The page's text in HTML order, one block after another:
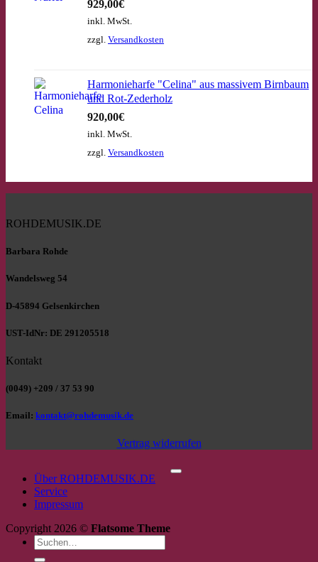
929,00€
inkl. MwSt.
zzgl. Versandkosten
Harmonieharfe "Celina" aus massivem Birnbaum
und Rot-Zederholz
920,00€
inkl. MwSt.
zzgl. Versandkosten
ROHDEMUSIK.DE
Barbara Rohde
Wandelsweg 54
D-45894 Gelsenkirchen
UST-IdNr: DE 291205518
Kontakt
(0049) +209 / 37 53 90
Email: kontakt@rohdemusik.de
Vertrag widerrufen
Über ROHDEMUSIK.DE
Service
Impressum
Copyright 2026 © Flatsome Theme
Suchen
nach: